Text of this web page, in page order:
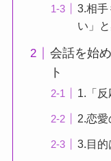
3.相手
い」
会話を始
ト
1.「
2.恋
3.目的